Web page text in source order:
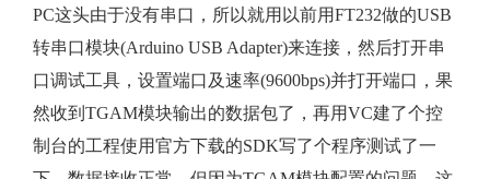
PC这头由于没有串口，所以就用以前用FT232做的USB
转串口模块(Arduino USB Adapter)来连接，然后打开串
口调试工具，设置端口及速率(9600bps)并打开端口，果
然收到TGAM模块输出的数据包了，再用VC建了个控
制台的工程使用官方下载的SDK写了个程序测试了一